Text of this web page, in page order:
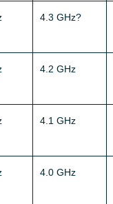
4.3 GHz?
4.2 GHz
4.1 GHz
4.0 GHz